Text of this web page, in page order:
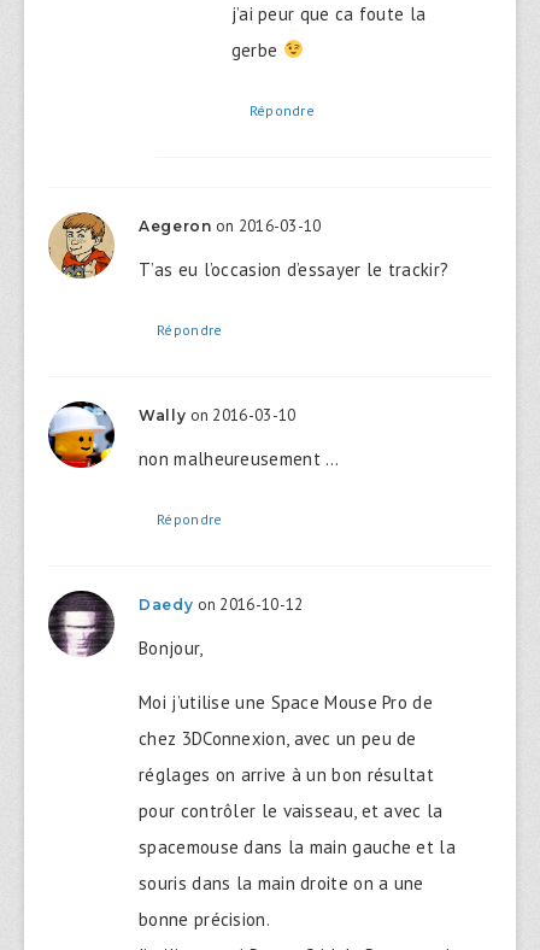
j’ai peur que ca foute la
gerbe
Répondre
Aegeron on 2016-03-10
T’as eu l’occasion d’essayer le trackir?
Répondre
Wally on 2016-03-10
non malheureusement …
Répondre
Daedy on 2016-10-12
Bonjour,
Moi j’utilise une Space Mouse Pro de
chez 3DConnexion, avec un peu de
réglages on arrive à un bon résultat
pour contrôler le vaisseau, et avec la
spacemouse dans la main gauche et la
souris dans la main droite on a une
bonne précision.